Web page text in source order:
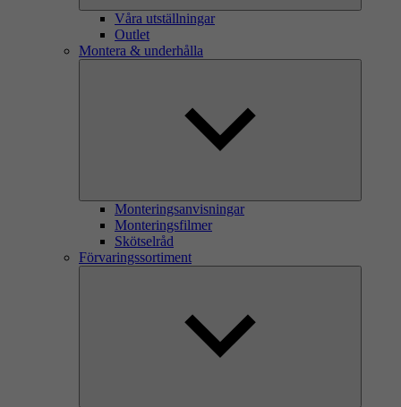
Våra utställningar
Outlet
Montera & underhålla
Monteringsanvisningar
Monteringsfilmer
Skötselråd
Förvaringssortiment